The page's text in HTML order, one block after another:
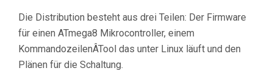
Die Distribution besteht aus drei Teilen: Der Firmware
für einen ATmega8 Mikrocontroller, einem
KommandozeilenÂ­Tool das unter Linux läuft und den
Plänen für die Schaltung.